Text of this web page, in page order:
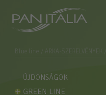
ÚJDONSÁGOK
GREEN LINE